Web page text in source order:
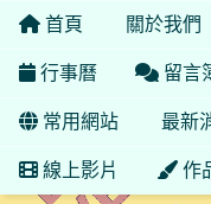
首頁 關於我們
行事曆 留言
常用網站 最新
線上影片 作